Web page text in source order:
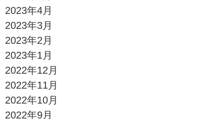
2023年4月
2023年3月
2023年2月
2023年1月
2022年12月
2022年11月
2022年10月
2022年9月